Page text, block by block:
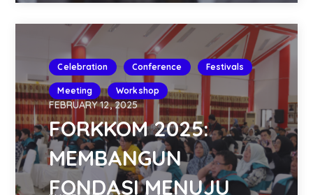
Celebration Conference Festivals
Meeting Workshop
FEBRUARY 12, 2025
FORKKOM 2025:
MEMBANGUN
FONDASI MENUJU